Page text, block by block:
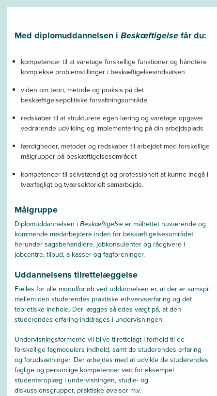
Med diplomuddannelsen i Beskæftigelsefår du:
kompetencer til at varetage forskellige funktioner og håndtere
komplekse problemstillinger i beskæftigelsesindsatsen
viden om teori, metode og praksis på det
beskæftigelsepolitiske forvaltningsområde
redskaber til at strukturere egen læring og varetage opgaver
vedrørende udvikling og implementering på din arbejdsplads
færdigheder, metoder og redskaber til arbejdet med forskellige
målgrupper på beskæftigelsesområdet
kompetencer til selvstændigt og professionelt at kunne indgå i
tværfagligt og tværsektorielt samarbejde.
Målgruppe
Diplomuddannelsen iBeskæftigelseer målrettet nuværende og
kommende medarbejdere inden for beskæftigelsesområdet
herunder sagsbehandlere, jobkonsulenter og rådgivere i
jobcentre, tilbud, a-kasser og fagforeninger.
Uddannelsens tilrettelæggelse
Fælles for alle modulforløb ved uddannelsen er, at der er samspil
mellem den studerendes praktiske erhvervserfaring og det
teoretiske indhold. Der lægges således vægt på, at den
studerendes erfaring inddrages i undervisningen.
Undervisningsformerne vil blive tilrettelagt i forhold til de
forskellige fagmodulers indhold, samt de studerendes erfaring
og forudsætninger. Der arbejdes med at udvikle de studerendes
faglige og personlige kompetencer ved for eksempel
studenteroplæg i undervisningen, studie- og
diskussionsgrupper, praktiske øvelser m.v.